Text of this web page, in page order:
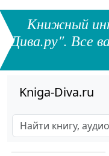
Книжный
Дива.ру". Все
Kniga-Diva.ru